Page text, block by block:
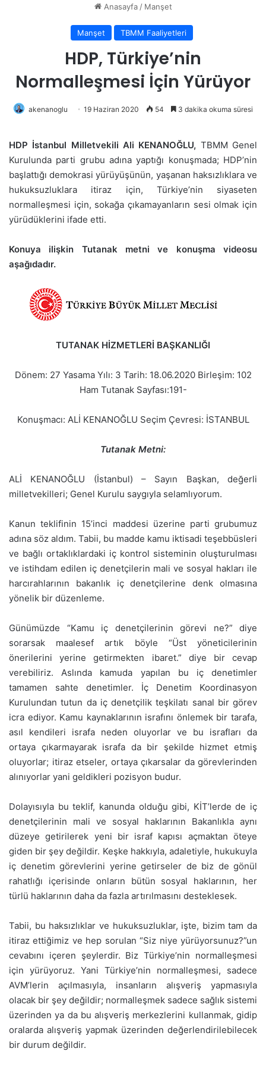
Anasayfa / Manşet
Manşet TBMM Faaliyetleri
HDP, Türkiye’nin
Normalleşmesi İçin Yürüyor
akenanoglu 19 Haziran 2020 54 3 dakika okuma süresi
HDP İstanbul Milletvekili Ali KENANOĞLU, TBMM Genel
Kurulunda parti grubu adına yaptığı konuşmada; HDP’nin
başlattığı demokrasi yürüyüşünün, yaşanan haksızlıklara ve
hukuksuzluklara itiraz için, Türkiye’nin siyaseten
normalleşmesi için, sokağa çıkamayanların sesi olmak için
yürüdüklerini ifade etti.
Konuya ilişkin Tutanak metni ve konuşma videosu
aşağıdadır.
TUTANAK HİZMETLERİ BAŞKANLIĞI
Dönem: 27 Yasama Yılı: 3 Tarih: 18.06.2020 Birleşim: 102
Ham Tutanak Sayfası:191-
Konuşmacı: ALİ KENANOĞLU Seçim Çevresi: İSTANBUL
Tutanak Metni:
ALİ KENANOĞLU (İstanbul) – Sayın Başkan, değerli
milletvekilleri; Genel Kurulu saygıyla selamlıyorum.
Kanun teklifinin 15’inci maddesi üzerine parti grubumuz
adına söz aldım. Tabii, bu madde kamu iktisadi teşebbüsleri
ve bağlı ortaklıklardaki iç kontrol sisteminin oluşturulması
ve istihdam edilen iç denetçilerin mali ve sosyal hakları ile
harcırahlarının bakanlık iç denetçilerine denk olmasına
yönelik bir düzenleme.
Günümüzde “Kamu iç denetçilerinin görevi ne?” diye
sorarsak maalesef artık böyle “Üst yöneticilerinin
önerilerini yerine getirmekten ibaret.” diye bir cevap
verebiliriz. Aslında kamuda yapılan bu iç denetimler
tamamen sahte denetimler. İç Denetim Koordinasyon
Kurulundan tutun da iç denetçilik teşkilatı sanal bir görev
icra ediyor. Kamu kaynaklarının israfını önlemek bir tarafa,
asıl kendileri israfa neden oluyorlar ve bu israfları da
ortaya çıkarmayarak israfa da bir şekilde hizmet etmiş
oluyorlar; itiraz etseler, ortaya çıkarsalar da görevlerinden
alınıyorlar yani geldikleri pozisyon budur.
Dolayısıyla bu teklif, kanunda olduğu gibi, KİT’lerde de iç
denetçilerinin mali ve sosyal haklarının Bakanlıkla aynı
düzeye getirilerek yeni bir israf kapısı açmaktan öteye
giden bir şey değildir. Keşke hakkıyla, adaletiyle, hukukuyla
iç denetim görevlerini yerine getirseler de biz de gönül
rahatlığı içerisinde onların bütün sosyal haklarının, her
türlü haklarının daha da fazla artırılmasını desteklesek.
Tabii, bu haksızlıklar ve hukuksuzluklar, işte, bizim tam da
itiraz ettiğimiz ve hep sorulan “Siz niye yürüyorsunuz?”un
cevabını içeren şeylerdir. Biz Türkiye’nin normalleşmesi
için yürüyoruz. Yani Türkiye’nin normalleşmesi, sadece
AVM’lerin açılmasıyla, insanların alışveriş yapmasıyla
olacak bir şey değildir; normalleşmek sadece sağlık sistemi
üzerinden ya da bu alışveriş merkezlerini kullanmak, gidip
oralarda alışveriş yapmak üzerinden değerlendirilebilecek
bir durum değildir.